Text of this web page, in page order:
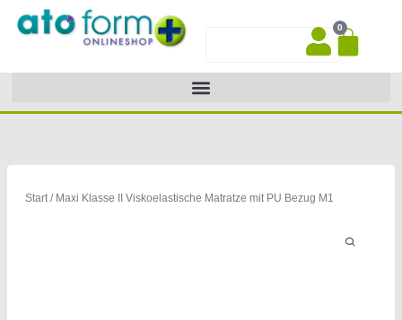
Inhalt
0
Start/ Maxi Klasse II Viskoelastische Matratze mit PU Bezug M1